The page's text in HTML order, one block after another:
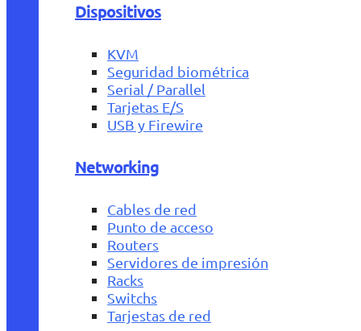
Dispositivos
KVM
Seguridad biométrica
Serial / Parallel
Tarjetas E/S
USB y Firewire
Networking
Cables de red
Punto de acceso
Routers
Servidores de impresión
Racks
Switchs
Tarjestas de red